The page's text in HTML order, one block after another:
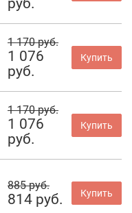
руб.
1 170 руб.
1 076
руб.
Купить
1 170 руб.
1 076
руб.
Купить
885 руб.
814 руб. Купить